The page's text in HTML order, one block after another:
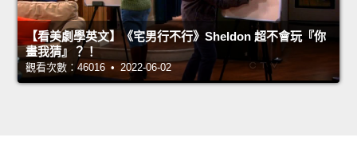
【看美劇學英文】《宅男行不行》Sheldon 超不會玩『你
畫我猜』？！
觀看次數：46016 • 2022-06-02